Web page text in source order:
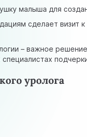
малыша для
сделает визит
– важное
уролога